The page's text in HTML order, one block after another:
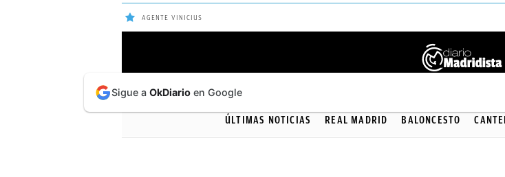
AGENTE VINICIUS
ÚLTIMAS
NOTICIAS
ÚLTIMAS NOTICIAS REAL MADRID BALONCESTO
Sigue a OkDiario en Google